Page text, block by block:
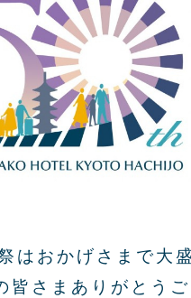
はおかげさまで大
皆さまありがとうご